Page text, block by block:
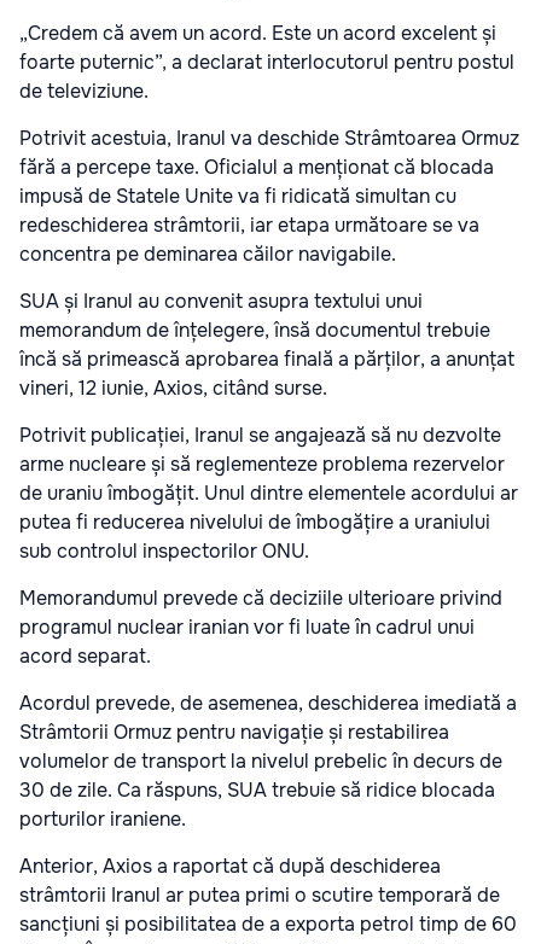
„Credem că avem un acord. Este un acord excelent și
foarte puternic”, a declarat interlocutorul pentru postul
de televiziune.
Potrivit acestuia, Iranul va deschide Strâmtoarea Ormuz
fără a percepe taxe. Oficialul a menționat că blocada
impusă de Statele Unite va fi ridicată simultan cu
redeschiderea strâmtorii, iar etapa următoare se va
concentra pe deminarea căilor navigabile.
SUA și Iranul au convenit asupra textului unui
memorandum de înțelegere, însă documentul trebuie
încă să primească aprobarea finală a părților, a anunțat
vineri, 12 iunie, Axios, citând surse.
Potrivit publicației, Iranul se angajează să nu dezvolte
arme nucleare și să reglementeze problema rezervelor
de uraniu îmbogățit. Unul dintre elementele acordului ar
putea fi reducerea nivelului de îmbogățire a uraniului
sub controlul inspectorilor ONU.
Memorandumul prevede că deciziile ulterioare privind
programul nuclear iranian vor fi luate în cadrul unui
acord separat.
Acordul prevede, de asemenea, deschiderea imediată a
Strâmtorii Ormuz pentru navigație și restabilirea
volumelor de transport la nivelul prebelic în decurs de
30 de zile. Ca răspuns, SUA trebuie să ridice blocada
porturilor iraniene.
Anterior, Axios a raportat că după deschiderea
strâmtorii Iranul ar putea primi o scutire temporară de
sancțiuni și posibilitatea de a exporta petrol timp de 60